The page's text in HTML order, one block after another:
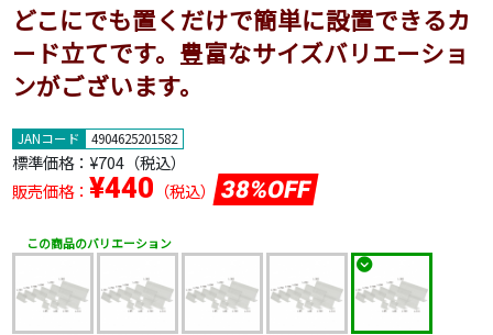
どこにでも置くだけで簡単に設置できるカ
ード立てです。豊富なサイズバリエーショ
ンがございます。
JANコード 4904625201582
標準価格： ¥704（税込）
販売価格： ¥440 （税込） 38%OFF
この商品のバリエーション